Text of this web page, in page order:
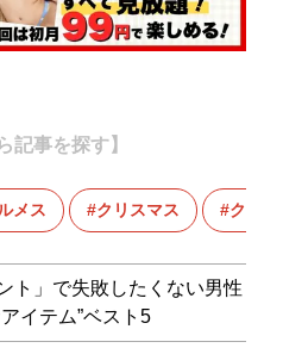
記事を探す】
メス クリスマス クリ
ト」で失敗したくない男性
イテム”ベスト5